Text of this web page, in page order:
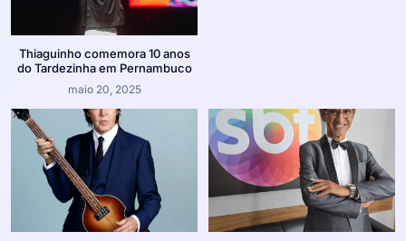
Thiaguinho comemora 10 anos
do Tardezinha em Pernambuco
maio 20, 2025